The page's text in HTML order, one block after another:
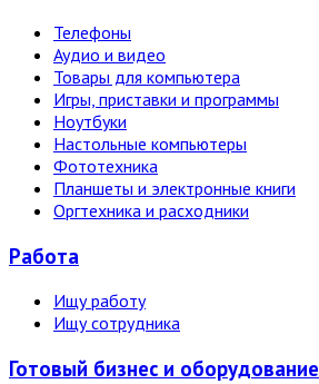
Телефоны
Аудио и видео
Товары для компьютера
Игры, приставки и программы
Ноутбуки
Настольные компьютеры
Фототехника
Планшеты и электронные книги
Оргтехника и расходники
Работа
Ищу работу
Ищу сотрудника
Готовый бизнес и оборудование